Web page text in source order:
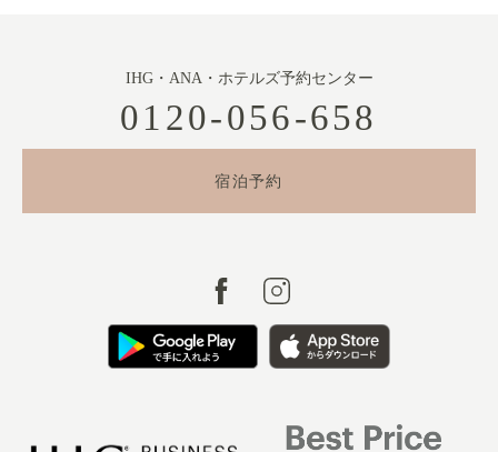
IHG・ANA・ホテルズ予約センター
0120-056-658
宿泊予約